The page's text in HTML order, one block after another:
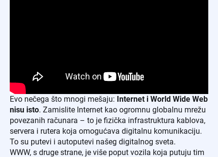
Evo nečega što mnogi mešaju: Internet i World Wide Web
nisu isto. Zamislite Internet kao ogromnu globalnu mrežu
povezanih računara – to je fizička infrastruktura kablova,
servera i rutera koja omogućava digitalnu komunikaciju.
To su putevi i autoputevi našeg digitalnog sveta.
WWW, s druge strane, je više poput vozila koja putuju tim